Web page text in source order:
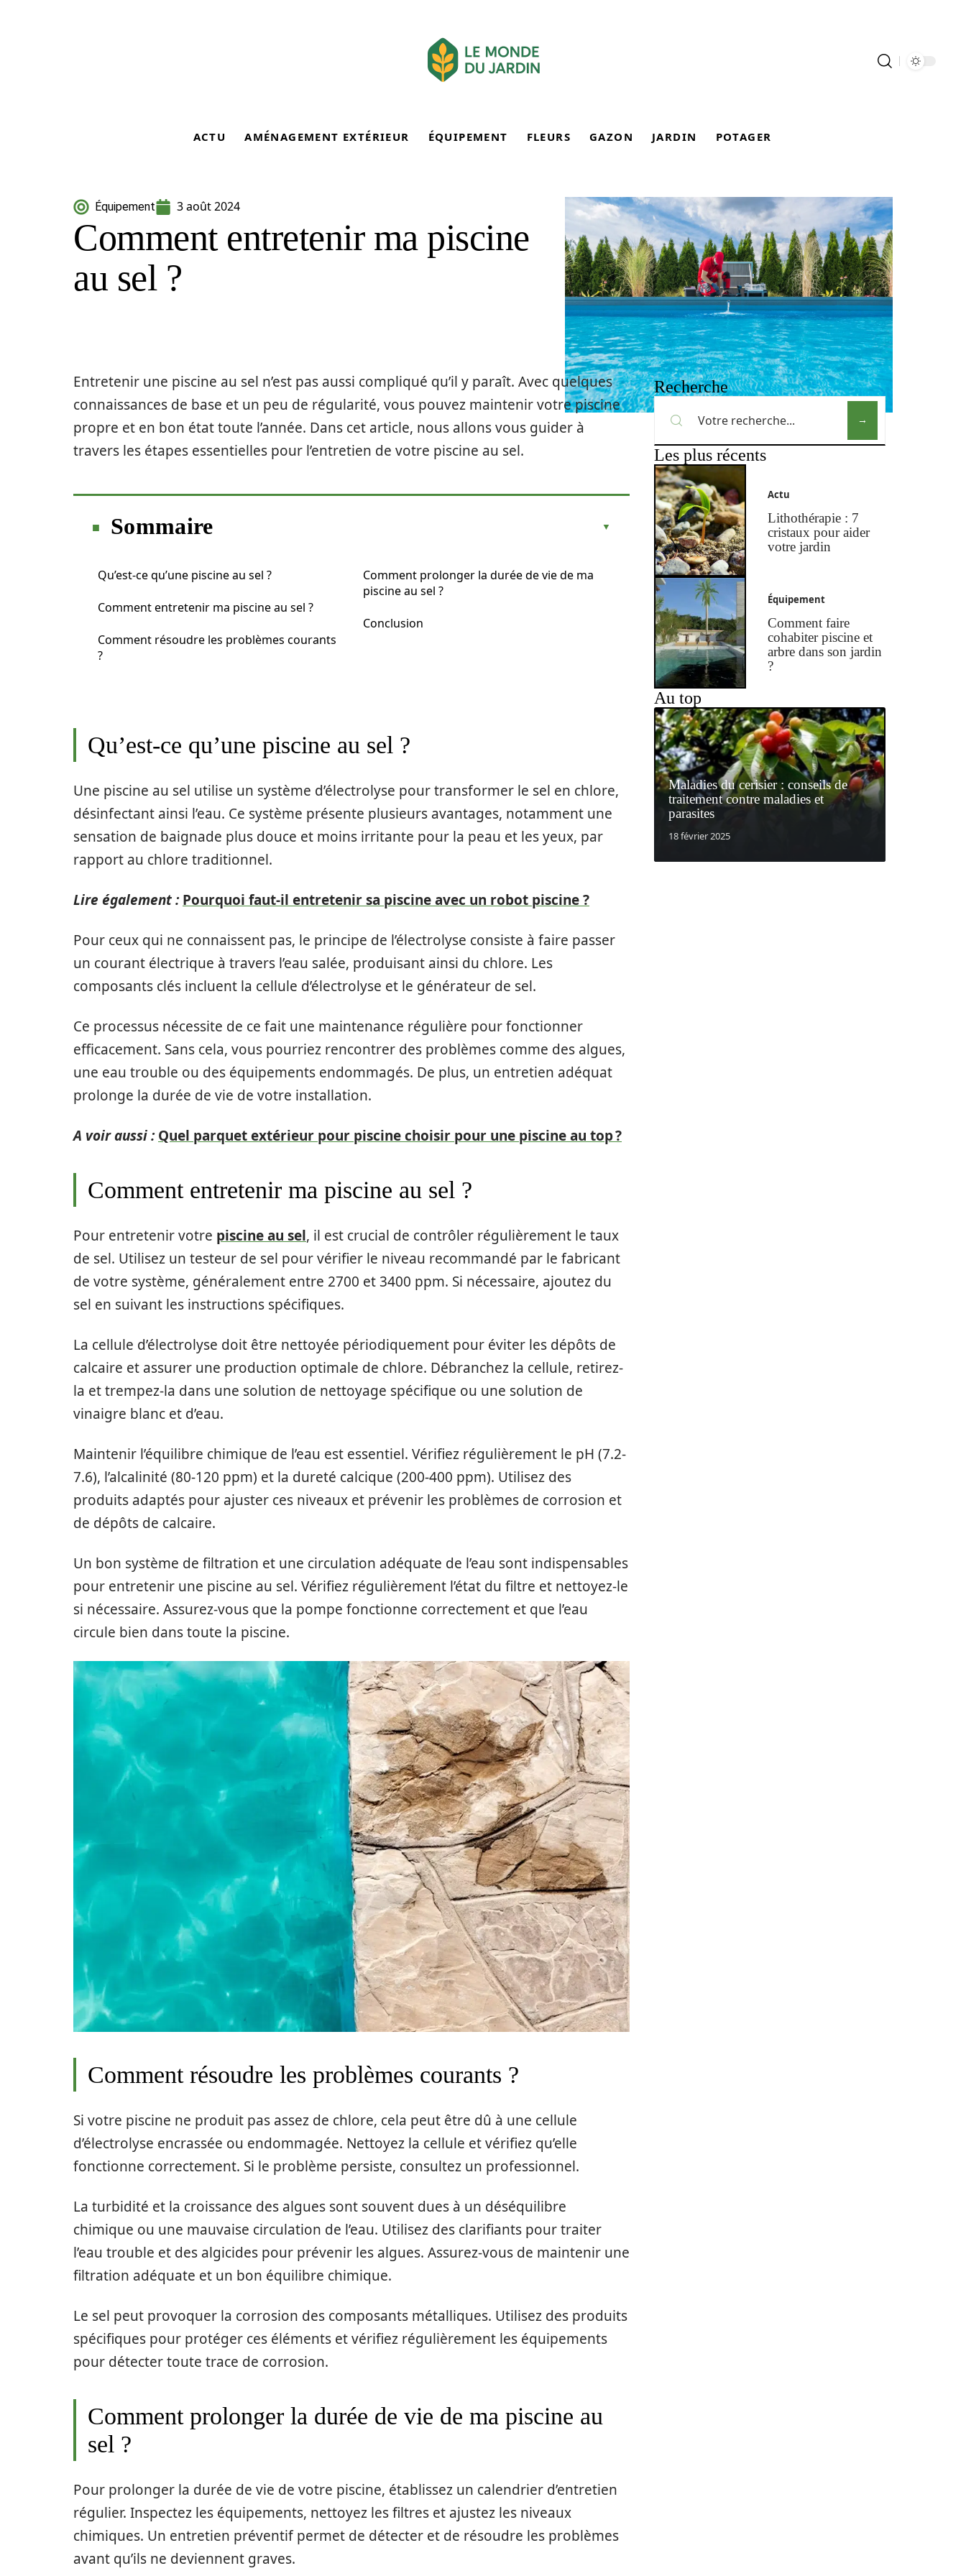
ACTU AMÉNAGEMENT EXTÉRIEUR ÉQUIPEMENT FLEURS GAZON JARDIN POTAGER
Équipement 3 août 2024
Comment entretenir ma piscine
au sel ?
Entretenir une piscine au sel n’est pas aussi compliqué qu’il y paraît. Avec quelques
connaissances de base et un peu de régularité, vous pouvez maintenir votre piscine
propre et en bon état toute l’année. Dans cet article, nous allons vous guider à
travers les étapes essentielles pour l’entretien de votre piscine au sel.
Sommaire
Qu’est-ce qu’une piscine au sel ?
Comment entretenir ma piscine au sel ?
Comment résoudre les problèmes courants
?
Comment prolonger la durée de vie de ma
piscine au sel ?
Conclusion
Qu’est-ce qu’une piscine au sel ?
Une piscine au sel utilise un système d’électrolyse pour transformer le sel en chlore,
désinfectant ainsi l’eau. Ce système présente plusieurs avantages, notamment une
sensation de baignade plus douce et moins irritante pour la peau et les yeux, par
rapport au chlore traditionnel.
Lire également : Pourquoi faut-il entretenir sa piscine avec un robot piscine ?
Pour ceux qui ne connaissent pas, le principe de l’électrolyse consiste à faire passer
un courant électrique à travers l’eau salée, produisant ainsi du chlore. Les
composants clés incluent la cellule d’électrolyse et le générateur de sel.
Ce processus nécessite de ce fait une maintenance régulière pour fonctionner
efficacement. Sans cela, vous pourriez rencontrer des problèmes comme des algues,
une eau trouble ou des équipements endommagés. De plus, un entretien adéquat
prolonge la durée de vie de votre installation.
A voir aussi : Quel parquet extérieur pour piscine choisir pour une piscine au top ?
Comment entretenir ma piscine au sel ?
Pour entretenir votre piscine au sel, il est crucial de contrôler régulièrement le taux
de sel. Utilisez un testeur de sel pour vérifier le niveau recommandé par le fabricant
de votre système, généralement entre 2700 et 3400 ppm. Si nécessaire, ajoutez du
sel en suivant les instructions spécifiques.
La cellule d’électrolyse doit être nettoyée périodiquement pour éviter les dépôts de
calcaire et assurer une production optimale de chlore. Débranchez la cellule, retirez-
la et trempez-la dans une solution de nettoyage spécifique ou une solution de
vinaigre blanc et d’eau.
Maintenir l’équilibre chimique de l’eau est essentiel. Vérifiez régulièrement le pH (7.2-
7.6), l’alcalinité (80-120 ppm) et la dureté calcique (200-400 ppm). Utilisez des
produits adaptés pour ajuster ces niveaux et prévenir les problèmes de corrosion et
de dépôts de calcaire.
Un bon système de filtration et une circulation adéquate de l’eau sont indispensables
pour entretenir une piscine au sel. Vérifiez régulièrement l’état du filtre et nettoyez-le
si nécessaire. Assurez-vous que la pompe fonctionne correctement et que l’eau
circule bien dans toute la piscine.
Comment résoudre les problèmes courants ?
Si votre piscine ne produit pas assez de chlore, cela peut être dû à une cellule
d’électrolyse encrassée ou endommagée. Nettoyez la cellule et vérifiez qu’elle
fonctionne correctement. Si le problème persiste, consultez un professionnel.
La turbidité et la croissance des algues sont souvent dues à un déséquilibre
chimique ou une mauvaise circulation de l’eau. Utilisez des clarifiants pour traiter
l’eau trouble et des algicides pour prévenir les algues. Assurez-vous de maintenir une
filtration adéquate et un bon équilibre chimique.
Le sel peut provoquer la corrosion des composants métalliques. Utilisez des produits
spécifiques pour protéger ces éléments et vérifiez régulièrement les équipements
pour détecter toute trace de corrosion.
Comment prolonger la durée de vie de ma piscine au
sel ?
Pour prolonger la durée de vie de votre piscine, établissez un calendrier d’entretien
régulier. Inspectez les équipements, nettoyez les filtres et ajustez les niveaux
chimiques. Un entretien préventif permet de détecter et de résoudre les problèmes
avant qu’ils ne deviennent graves.
Recherche
Les plus récents
Actu
Lithothérapie : 7
cristaux pour aider
votre jardin
Équipement
Comment faire
cohabiter piscine et
arbre dans son jardin
?
Au top
Maladies du cerisier : conseils de
traitement contre maladies et
parasites
18 février 2025